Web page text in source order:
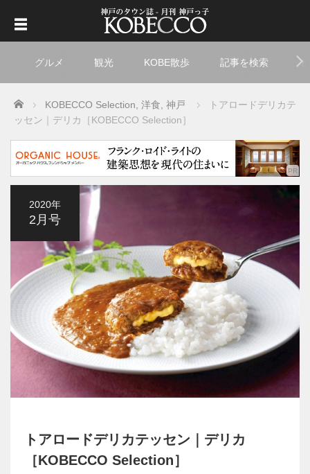
グルメ 観光 KOBE散歩 記事を検索
Home KOBECCO Selection 洋食 神戸
トアロードデリカテ
ッセン｜デリカ［KOBECCO Selection］
2020年
2月号
トアロードデリカテッセン｜デリカ
［KOBECCO Selection］